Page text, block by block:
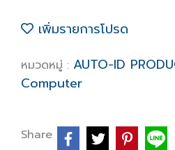
เพิ่มรายการโปรด
หมวดหมู่ : AUTO-ID
Computer
Share